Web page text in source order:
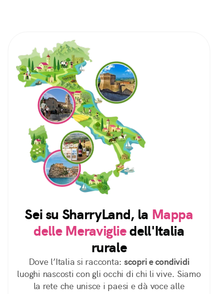
Sei su SharryLand, la Mappa
delle Meravigliedell'Italia
rurale
Dove l’Italia si racconta: scopri e condividi
luoghi nascosti con gli occhi di chi li vive. Siamo
la rete che unisce i paesi e dà voce alle